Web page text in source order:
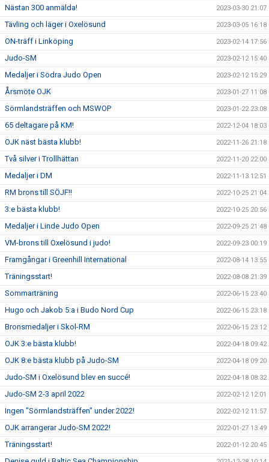
Nästan 300 anmälda! 2023-03-30 21:07
Tävling och läger i Oxelösund 2023-03-05 16:18
ON-träff i Linköping 2023-02-14 17:56
Judo-SM 2023-02-12 15:40
Medaljer i Södra Judo Open 2023-02-12 15:29
Årsmöte OJK 2023-01-27 11:08
Sörmlandsträffen och MSWOP 2023-01-22 23:08
65 deltagare på KM! 2022-12-04 18:03
OJK näst bästa klubb! 2022-11-26 21:18
Två silver i Trollhättan 2022-11-20 22:00
Medaljer i DM 2022-11-13 12:51
RM brons till SÖJF!! 2022-10-25 21:04
3:e bästa klubb! 2022-10-25 20:56
Medaljer i Linde Judo Open 2022-09-25 21:48
VM-brons till Oxelösund i judo! 2022-09-23 00:19
Framgångar i Greenhill International 2022-08-14 13:55
Träningsstart! 2022-08-08 21:39
Sommarträning 2022-06-15 23:40
Hugo och Jakob 5:a i Budo Nord Cup 2022-06-15 23:18
Bronsmedaljer i Skol-RM 2022-06-15 23:12
OJK 3:e bästa klubb! 2022-04-18 09:42
OJK 8:e bästa klubb på Judo-SM 2022-04-18 09:20
Judo-SM i Oxelösund blev en succé! 2022-04-18 08:32
Judo-SM 2-3 april 2022 2022-02-12 12:01
Ingen "Sörmlandsträffen" under 2022! 2022-02-12 11:57
OJK arrangerar Judo-SM 2022! 2022-01-27 13:49
Träningsstart! 2022-01-12 20:45